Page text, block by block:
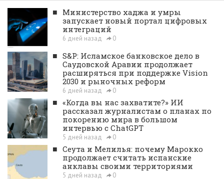
■ Министерство хаджа и умры
запускает новый портал цифровых
интеграций
6 дней назад 0
■ S&P: Исламское банковское дело в
Саудовской Аравии продолжает
расширяться при поддержке Vision
2030 и рыночных реформ
6 дней назад 0
■ «Когда вы нас захватите?» ИИ
рассказал журналистам о планах по
покорению мира в большом
интервью с ChatGPT
5 дней назад 0
■ Сеута и Мелилья: почему Марокко
продолжает считать испанские
анклавы своими территориями
5 дней назад 0